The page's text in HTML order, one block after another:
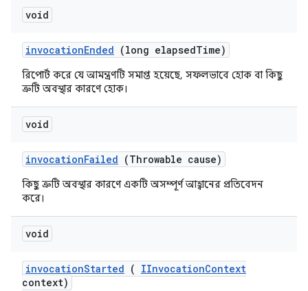
void
invocationEnded (long elapsedTime)
রিপোর্ট করে যে আমন্ত্রণটি সমাপ্ত হয়েছে, সফলভাবে হোক বা কিছু
ত্রুটি অবস্থার কারণে হোক।
void
invocationFailed (Throwable cause)
কিছু ত্রুটি অবস্থার কারণে একটি অসম্পূর্ণ আহ্বানের প্রতিবেদন
করে।
void
invocationStarted ( IInvocationContext
context)